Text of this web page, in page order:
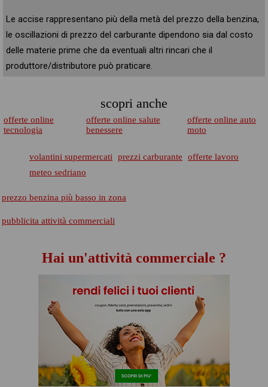
Le accise rappresentano più della metà del prezzo della benzina,
le oscillazioni di prezzo del carburante dipendono sia dal costo
delle materie prime che da eventuali altri rincari che il
produttore/distributore può praticare.
scopri anche
offerte online
tecnologia
offerte online salute
benessere
offerte online auto
moto
volantini supermercati prezzi carburante
offerte lavoro
meteo sedriano
prezzo benzina più basso in zona
pubblicita attività commerciali
Hai un'attività commerciale ?